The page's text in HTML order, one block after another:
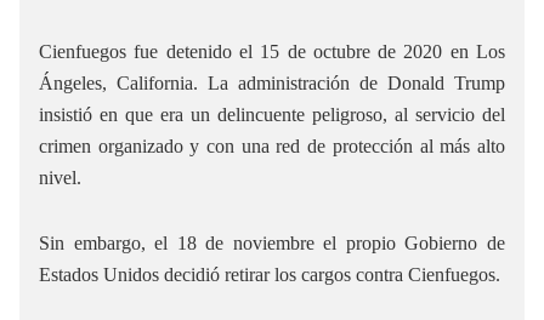
Cienfuegos fue detenido el 15 de octubre de 2020 en Los
Ángeles, California. La administración de Donald Trump
insistió en que era un delincuente peligroso, al servicio del
crimen organizado y con una red de protección al más alto
nivel.
Sin embargo, el 18 de noviembre el propio Gobierno de
Estados Unidos decidió retirar los cargos contra Cienfuegos.